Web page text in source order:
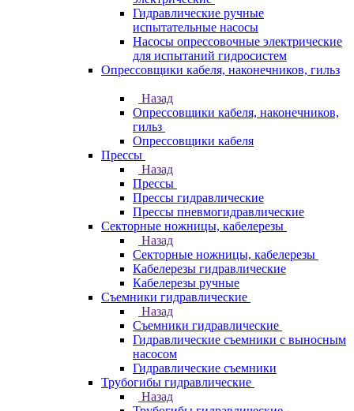
Гидравлические ручные
испытательные насосы
Насосы опрессовочные электрические
для испытаний гидросистем
Опрессовщики кабеля, наконечников, гильз
Назад
Опрессовщики кабеля, наконечников,
гильз
Опрессовщики кабеля
Прессы
Назад
Прессы
Прессы гидравлические
Прессы пневмогидравлические
Секторные ножницы, кабелерезы
Назад
Секторные ножницы, кабелерезы
Кабелерезы гидравлические
Кабелерезы ручные
Съемники гидравлические
Назад
Съемники гидравлические
Гидравлические cъемники с выносным
насосом
Гидравлические съемники
Трубогибы гидравлические
Назад